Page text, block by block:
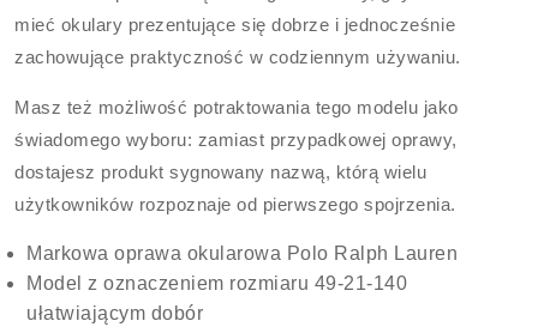
mieć okulary prezentujące się dobrze i jednocześnie
zachowujące praktyczność w codziennym używaniu.
Masz też możliwość potraktowania tego modelu jako
świadomego wyboru: zamiast przypadkowej oprawy,
dostajesz produkt sygnowany nazwą, którą wielu
użytkowników rozpoznaje od pierwszego spojrzenia.
Markowa oprawa okularowa Polo Ralph Lauren
Model z oznaczeniem rozmiaru 49-21-140
ułatwiającym dobór